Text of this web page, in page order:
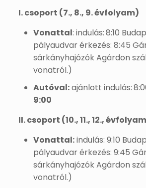
I. csoport (7., 8., 9. évfolyam)
Vonattal: indulás:8:10
pályaudvar érkezés: 8:45
sárkányhajózók Agárdon
vonatról.)
Autóval:ajánlott indulás:
9:00
II. csoport (10., 11., 12.,
Vonattal:indulás: 9:10
pályaudvar érkezés: 9:45
sárkányhajózók Agárdon
vonatról.)